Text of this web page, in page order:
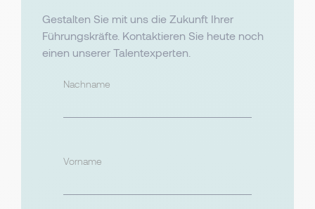
Gestalten Sie mit uns die Zukunft Ihrer
Führungskräfte. Kontaktieren Sie heute noch
einen unserer Talentexperten.
Nachname
Vorname